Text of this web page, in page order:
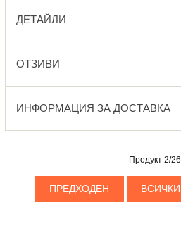
ДЕТАЙЛИ
ОТЗИВИ
ИНФОРМАЦИЯ ЗА ДОСТАВКА
Продукт 2/26
ПРЕДХОДЕН ВСИЧКИ